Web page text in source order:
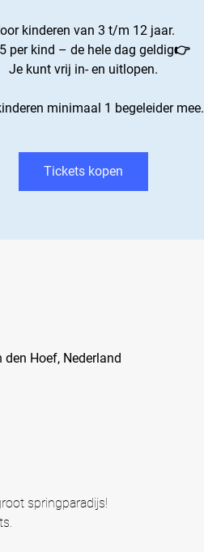
kinderen van 3 t/m 12 jaar.
per kind – de hele dag geldig👉
Je kunt vrij in- en uitlopen.
minimaal 1 begeleider mee.
Tickets kopen
Hoef, Nederland
springparadijs!